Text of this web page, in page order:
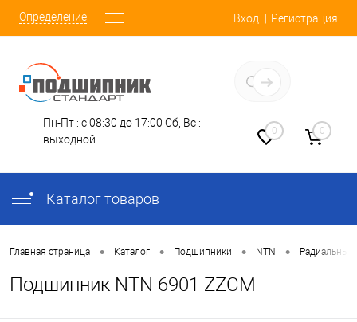
Определение Вход Регистрация
Пн-Пт : с 08:30 до 17:00 Сб, Вс :
выходной
0 0
Каталог товаров
Главная страница • Каталог • Подшипники • NTN •
Подшипник NTN 6901 ZZCM